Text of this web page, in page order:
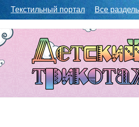
Текстильный портал Все